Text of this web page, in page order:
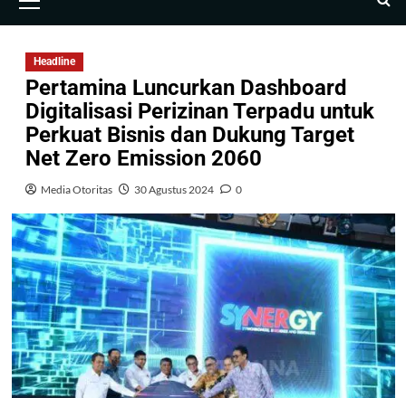
Headline
Pertamina Luncurkan Dashboard
Digitalisasi Perizinan Terpadu untuk
Perkuat Bisnis dan Dukung Target
Net Zero Emission 2060
Media Otoritas 30 Agustus 2024 0